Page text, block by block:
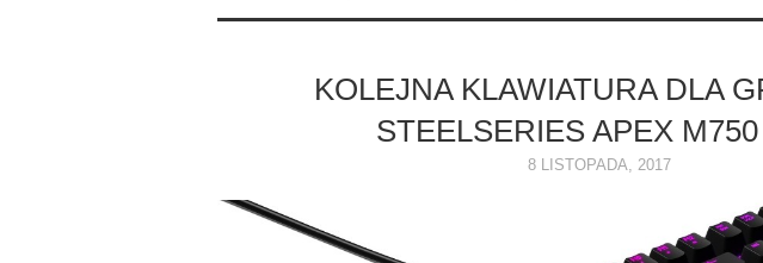
KOLEJNA KLAWIATURA DLA
STEELSERIES APEX
8 LISTOPADA, 2017